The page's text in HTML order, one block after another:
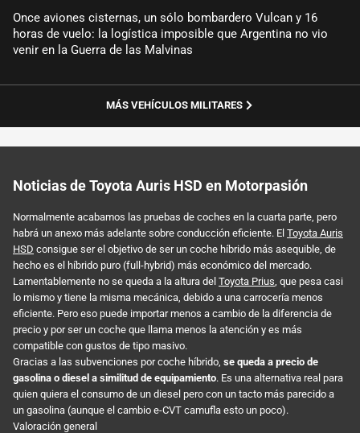
Once aviones cisternas, un sólo bombardero Vulcan y 16
horas de vuelo: la logística imposible que Argentina no vio
venir en la Guerra de las Malvinas
MÁS VEHÍCULOS MILITARES
Noticias de Toyota Auris HSD en Motorpasión
Normalmente acabamos las pruebas de coches en la cuarta parte, pero
habrá un anexo más adelante sobre conducción eficiente. El Toyota Auris
HSD consigue ser el objetivo de ser un coche híbrido más asequible, de
hecho es el híbrido puro (full-hybrid) más económico del mercado.
Lamentablemente no se queda a la altura del Toyota Prius , que pesa casi
lo mismo y tiene la misma mecánica, debido a una carrocería menos
eficiente. Pero eso puede importar menos a cambio de la diferencia de
precio y por ser un coche que llama menos la atención y es más
compatible con gustos de tipo masivo.
Gracias a las subvenciones por coche híbrido, se queda a precio de
gasolina o diesel a similitud de equipamiento. Es una alternativa real para
quien quiera el consumo de un diesel pero con un tacto más parecido a
un gasolina (aunque el cambio e-CVT camufla esto un poco).
Valoración general